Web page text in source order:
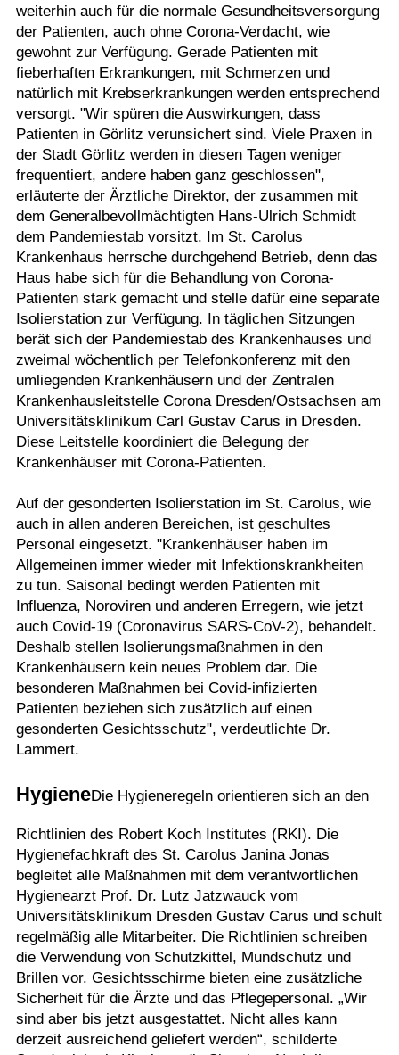
weiterhin auch für die normale Gesundheitsversorgung
der Patienten, auch ohne Corona-Verdacht, wie
gewohnt zur Verfügung. Gerade Patienten mit
fieberhaften Erkrankungen, mit Schmerzen und
natürlich mit Krebserkrankungen werden entsprechend
versorgt. "Wir spüren die Auswirkungen, dass
Patienten in Görlitz verunsichert sind. Viele Praxen in
der Stadt Görlitz werden in diesen Tagen weniger
frequentiert, andere haben ganz geschlossen",
erläuterte der Ärztliche Direktor, der zusammen mit
dem Generalbevollmächtigten Hans-Ulrich Schmidt
dem Pandemiestab vorsitzt. Im St. Carolus
Krankenhaus herrsche durchgehend Betrieb, denn das
Haus habe sich für die Behandlung von Corona-
Patienten stark gemacht und stelle dafür eine separate
Isolierstation zur Verfügung. In täglichen Sitzungen
berät sich der Pandemiestab des Krankenhauses und
zweimal wöchentlich per Telefonkonferenz mit den
umliegenden Krankenhäusern und der Zentralen
Krankenhausleitstelle Corona Dresden/Ostsachsen am
Universitätsklinikum Carl Gustav Carus in Dresden.
Diese Leitstelle koordiniert die Belegung der
Krankenhäuser mit Corona-Patienten.
Auf der gesonderten Isolierstation im St. Carolus, wie
auch in allen anderen Bereichen, ist geschultes
Personal eingesetzt. "Krankenhäuser haben im
Allgemeinen immer wieder mit Infektionskrankheiten
zu tun. Saisonal bedingt werden Patienten mit
Influenza, Noroviren und anderen Erregern, wie jetzt
auch Covid-19 (Coronavirus SARS-CoV-2), behandelt.
Deshalb stellen Isolierungsmaßnahmen in den
Krankenhäusern kein neues Problem dar. Die
besonderen Maßnahmen bei Covid-infizierten
Patienten beziehen sich zusätzlich auf einen
gesonderten Gesichtsschutz", verdeutlichte Dr.
Lammert.
HygieneDie Hygieneregeln orientieren sich an den
Richtlinien des Robert Koch Institutes (RKI). Die
Hygienefachkraft des St. Carolus Janina Jonas
begleitet alle Maßnahmen mit dem verantwortlichen
Hygienearzt Prof. Dr. Lutz Jatzwauck vom
Universitätsklinikum Dresden Gustav Carus und schult
regelmäßig alle Mitarbeiter. Die Richtlinien schreiben
die Verwendung von Schutzkittel, Mundschutz und
Brillen vor. Gesichtsschirme bieten eine zusätzliche
Sicherheit für die Ärzte und das Pflegepersonal. „Wir
sind aber bis jetzt ausgestattet. Nicht alles kann
derzeit ausreichend geliefert werden“, schilderte